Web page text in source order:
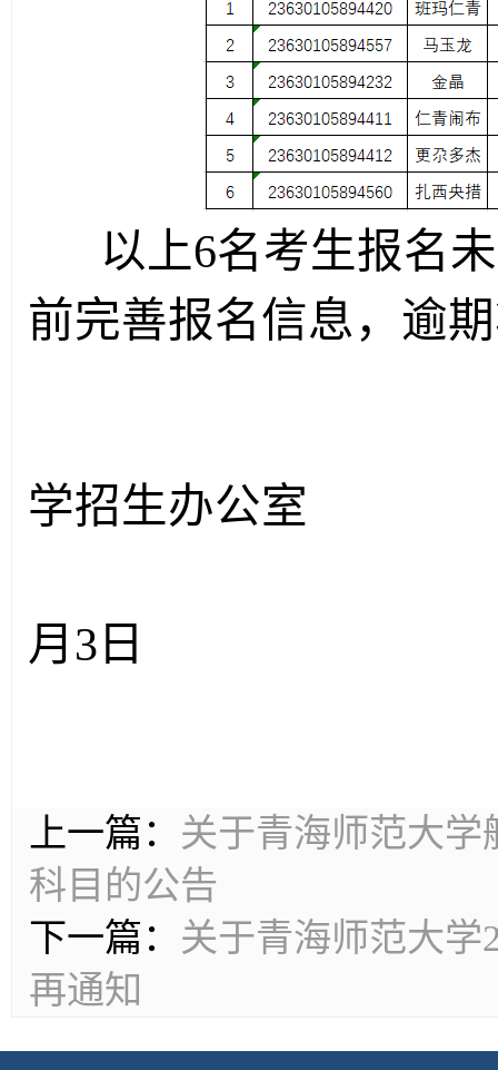
以上6名考生报名
前完善报名信息，逾
学招生办公室
月 3 日
上一篇： 关于青海师范大
科目的公告
下一篇： 关于青海师范大学
再通知